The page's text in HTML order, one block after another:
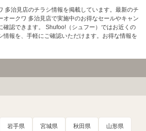
多治見店のチラシ情報を掲載しています。最新のチ
オークワ 多治見店で実施中のお得なセールやキャン
確認できます。 Shufoo!（シュフー）ではお近くの
情報を、手軽にご確認いただけます。お得な情報を
岩手県 宮城県 秋田県 山形県